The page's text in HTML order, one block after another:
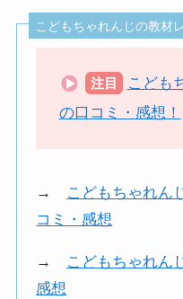
こどもちゃれんじの教材
注目
こども
の口コミ・感想！
→ こどもちゃれん
コミ・感想
→ こどもちゃれん
感想